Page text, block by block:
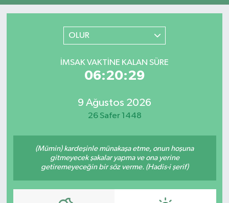
OLUR
İMSAK VAKTINE KALAN SÜRE
06:20:29
9 Ağustos 2026
26 Safer 1448
(Mümin) kardeşinle münakaşa etme, onun hoşuna
gitmeyecek şakalar yapma ve ona yerine
getiremeyeceğin bir söz verme. (Hadis-i şerif)
Süper Lig Puan Durumu ve Fikstür
Tüm Manşetler